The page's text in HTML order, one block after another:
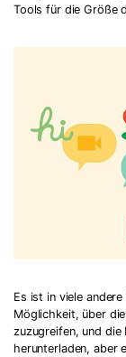
Tools für die Größe
Es ist in viele
Möglichkeit, über
zuzugreifen, und
herunterladen, aber